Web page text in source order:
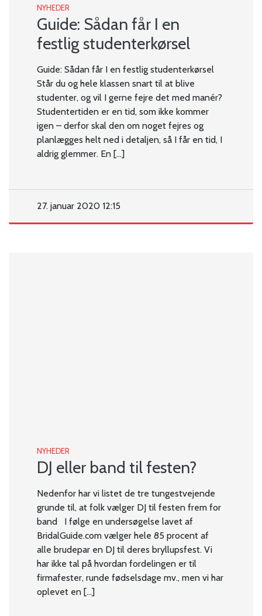
NYHEDER
Guide: Sådan får I en
festlig studenterkørsel
Guide: Sådan får I en festlig studenterkørsel
Står du og hele klassen snart til at blive
studenter, og vil I gerne fejre det med manér?
Studentertiden er en tid, som ikke kommer
igen – derfor skal den om noget fejres og
planlægges helt ned i detaljen, så I får en tid, I
aldrig glemmer. En […]
27. januar 2020 12:15
NYHEDER
DJ eller band til festen?
Nedenfor har vi listet de tre tungestvejende
grunde til, at folk vælger DJ til festen frem for
band I følge en undersøgelse lavet af
BridalGuide.com vælger hele 85 procent af
alle brudepar en DJ til deres bryllupsfest. Vi
har ikke tal på hvordan fordelingen er til
firmafester, runde fødselsdage mv., men vi har
oplevet en […]